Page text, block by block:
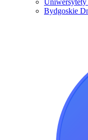
Bydgoskie